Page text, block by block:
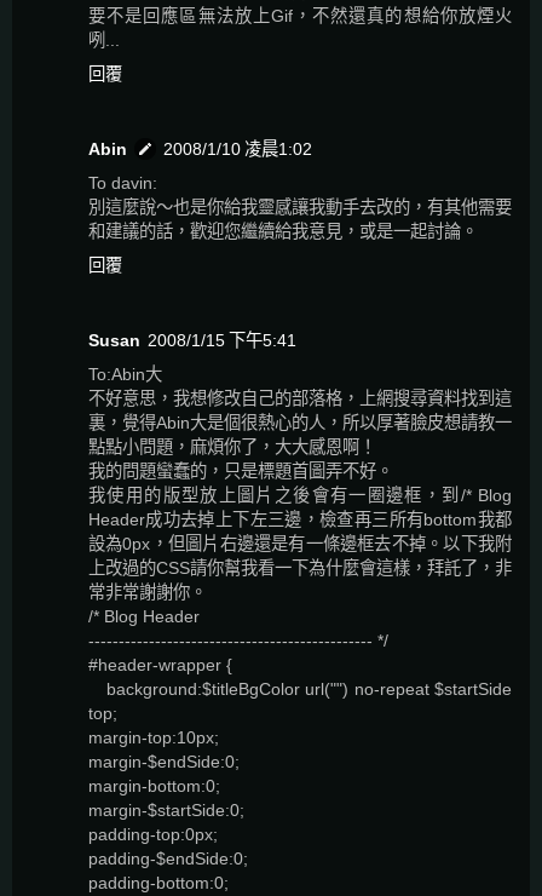
要不是回應區無法放上Gif，不然還真的想給你放煙火
咧...
回覆
Abin
2008/1/10 凌晨1:02
To davin:
別這麼說～也是你給我靈感讓我動手去改的，有其他需要
和建議的話，歡迎您繼續給我意見，或是一起討論。
回覆
Susan 2008/1/15 下午5:41
To:Abin大
不好意思，我想修改自己的部落格，上網搜尋資料找到這
裏，覺得Abin大是個很熱心的人，所以厚著臉皮想請教一
點點小問題，麻煩你了，大大感恩啊！
我的問題蠻蠢的，只是標題首圖弄不好。
我使用的版型放上圖片之後會有一圈邊框，到/* Blog
Header成功去掉上下左三邊，檢查再三所有bottom我都
設為0px，但圖片右邊還是有一條邊框去不掉。以下我附
上改過的CSS請你幫我看一下為什麼會這樣，拜託了，非
常非常謝謝你。
/* Blog Header
----------------------------------------------- */
#header-wrapper {
background:$titleBgColor url("") no-repeat $startSide
top;
margin-top:10px;
margin-$endSide:0;
margin-bottom:0;
margin-$startSide:0;
padding-top:0px;
padding-$endSide:0;
padding-bottom:0;